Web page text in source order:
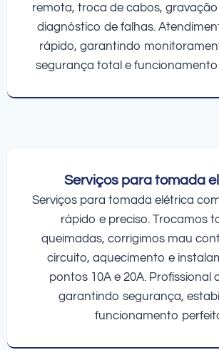
remota, troca de cabos,
diagnóstico de falhas.
rápido, garantindo
segurança total e funcionamento
Serviços para tomada
Serviços para tomada elétrica
rápido e preciso. Trocamos
queimadas, corrigimos mau
circuito, aquecimento e
pontos 10A e 20A. Profissional
garantindo segurança,
funcionamento